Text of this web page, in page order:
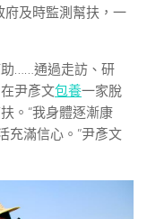
府及時監測幫扶，一
……通過走訪、研
尹彥文包養一家脫
。“我身體逐漸康
充滿信心。”尹彥文